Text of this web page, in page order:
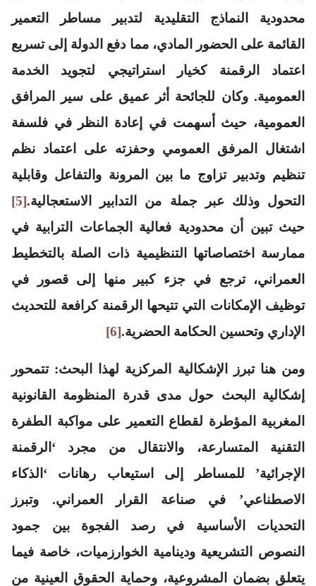
محدودية النماذج التقليدية لتدبير مساطر التعمير
القائمة على الحضور المادي، مما دفع الدولة إلى تسريع
اعتماد الرقمنة كخيار استراتيجي لتجويد الخدمة
العمومية. وكان للجائحة أثر عميق على سير المرافق
العمومية، حيث أسهمت في إعادة النظر في فلسفة
اشتغال المرفق العمومي وحفزته على اعتماد نظم
تنظيم وتدبير تزاوج ما بين المرونة والتفاعل وقابلية
التحول وذلك عبر جملة من التدابير الاستعجالية.[5]
حيث تبين أن محدودية فعالية الجماعات الترابية في
ممارسة اختصاصاتها التنظيمية ذات الصلة بالتخطيط
العمراني، ترجع في جزء كبير منها إلى قصور في
توظيف الإمكانات التي تتيحها الرقمنة كرافعة للتحديث
الإداري وتحسين الحكامة الحضرية.[6]
ومن هنا تبرز الإشكالية المركزية لهذا البحث: تتمحور
إشكالية البحث حول مدى قدرة المنظومة القانونية
المغربية المؤطرة لقطاع التعمير على مواكبة الطفرة
التقنية المتسارعة، والانتقال من مجرد ‘الرقمنة
الإجرائية’ للمساطر إلى استيعاب رهانات ‘الذكاء
الاصطناعي’ في صناعة القرار العمراني. وتبرز
التحديات الأساسية في رصد الفجوة بين جمود
النصوص التشريعية ودينامية الخوارزميات، خاصة فيما
يتعلق بضمان المشروعية، وحماية الحقوق العينية من